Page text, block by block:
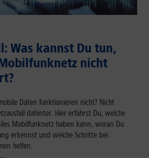
Was kannst Du tun,
nicht
Daten funktionieren nicht? Nicht
dahinter. Hier erfährst Du, welche
Mobilfunknetz haben kann, woran Du
erkennst und welche Schritte bei
helfen.